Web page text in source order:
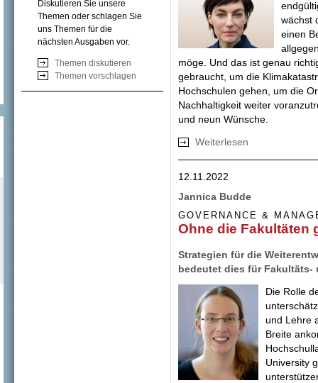
Diskutieren Sie unsere
Themen oder schlagen Sie
uns Themen für die
nächsten Ausgaben vor.
Themen diskutieren
Themen vorschlagen
wächst
einen
möge. Und das ist genau
gebraucht, um die
Hochschulen gehen, um die
Nachhaltigkeit weiter
und neun Wünsche.
Weiterlesen
12.11.2022
Jannica Budde
GOVERNANCE &
Ohne die Fakultäten
Strategien für die
bedeutet dies für Fakultäts-
Die Rolle
und Lehre
Breite
University